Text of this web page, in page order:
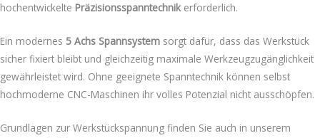
hochentwickelte Präzisionsspanntechnikerforderlich.
Ein modernes 5 Achs Spannsystem sorgt dafür, dass das Werkstück
sicher fixiert bleibt und gleichzeitig maximale Werkzeugzugänglichkeit
gewährleistet wird. Ohne geeignete Spanntechnik können selbst
hochmoderne CNC-Maschinen ihr volles Potenzial nicht ausschöpfen.
Grundlagen zur Werkstückspannung finden Sie auch in unserem